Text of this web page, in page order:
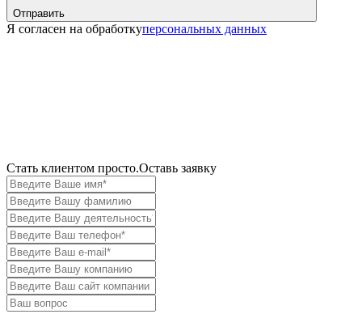
Отправить
Я согласен на обработкуперсональных данных
Cтать клиентом просто.Оставь заявку